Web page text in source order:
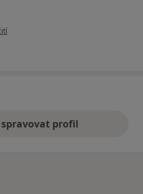
Váš účet byl odstraněn
profil